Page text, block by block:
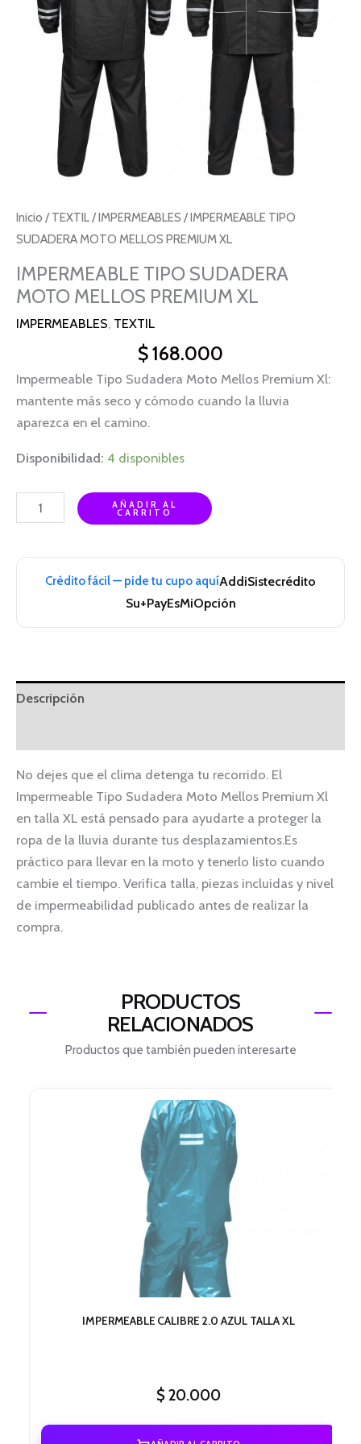
Inicio / TEXTIL/IMPERMEABLES / IMPERMEABLE TIPO
SUDADERA MOTO MELLOS PREMIUM XL
IMPERMEABLE TIPO SUDADERA
MOTO MELLOS PREMIUM XL
IMPERMEABLES, TEXTIL
$168.000
Impermeable Tipo Sudadera Moto Mellos Premium Xl:
mantente más seco y cómodo cuando la lluvia
aparezca en el camino.
Disponibilidad: 4 disponibles
cantidad
AÑADIR AL
CARRITO
Crédito fácil — pide tu cupo aquíAddiSistecrédito
Su+PayEsMiOpción
Descripción
No dejes que el clima detenga tu recorrido. El
Impermeable Tipo Sudadera Moto Mellos Premium Xl
en talla XL está pensado para ayudarte a proteger la
ropa de la lluvia durante tus desplazamientos.Es
práctico para llevar en la moto y tenerlo listo cuando
cambie el tiempo. Verifica talla, piezas incluidas y nivel
de impermeabilidad publicado antes de realizar la
compra.
PRODUCTOS
RELACIONADOS
Productos que también pueden interesarte
IMPERMEABLE CALIBRE 2.0 AZUL TALLA XL
$20.000